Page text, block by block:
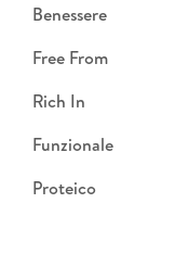
Benessere
Free From
Rich In
Funzionale
Proteico